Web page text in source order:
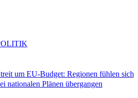
um EU-Budget: Regionen fühlen sich
nationalen Plänen übergangen